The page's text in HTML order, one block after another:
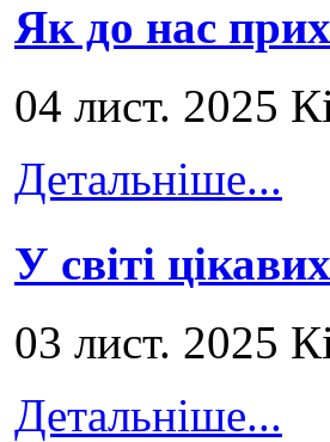
Як до нас
04 лист. 2025
Детальніше...
У світі
03 лист. 2025
Детальніше...